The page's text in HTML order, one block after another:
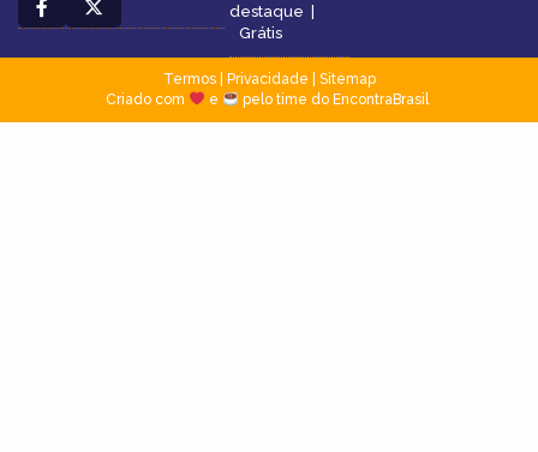
destaque
Grátis
Termos| Privacidade
Sitemap
Criado com
e pelo time do EncontraBrasil